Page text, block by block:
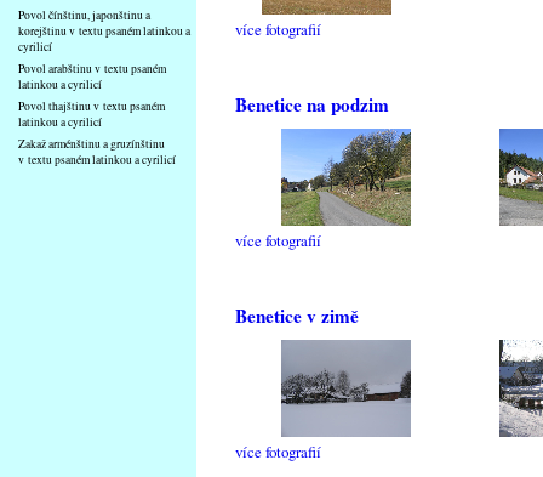
Povol čínštinu, japonštinu a
korejštinu v textu psaném latinkou a
cyrilicí
Povol arabštinu v textu psaném
latinkou a cyrilicí
Povol thajštinu v textu psaném
latinkou a cyrilicí
Zakaž arménštinu a gruzínštinu
v textu psaném latinkou a cyrilicí
více fotografií
Benetice na podzim
více fotografií
Benetice v zimě
více fotografií